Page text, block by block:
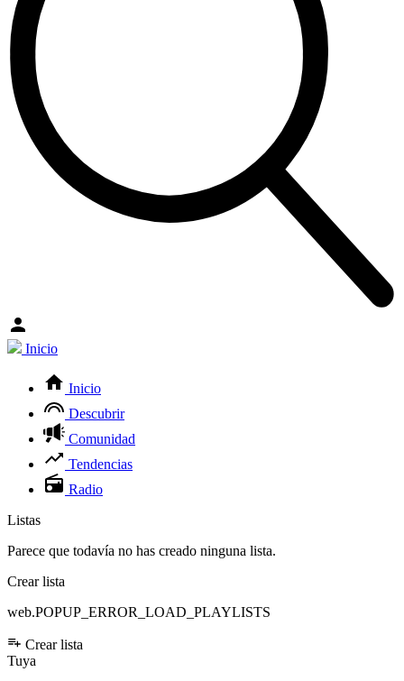
Inicio
Inicio
Descubrir
Comunidad
Tendencias
Radio
Listas
Parece que todavía no has creado ninguna lista.
Crear lista
web.POPUP_ERROR_LOAD_PLAYLISTS
Crear lista
Tuya